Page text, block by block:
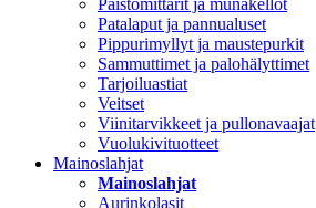
Paistomittarit ja munakellot
Patalaput ja pannualuset
Pippurimyllyt ja maustepurkit
Sammuttimet ja palohälyttimet
Tarjoiluastiat
Veitset
Viinitarvikkeet ja pullonavaajat
Vuolukivituotteet
Mainoslahjat
Mainoslahjat
Aurinkolasit